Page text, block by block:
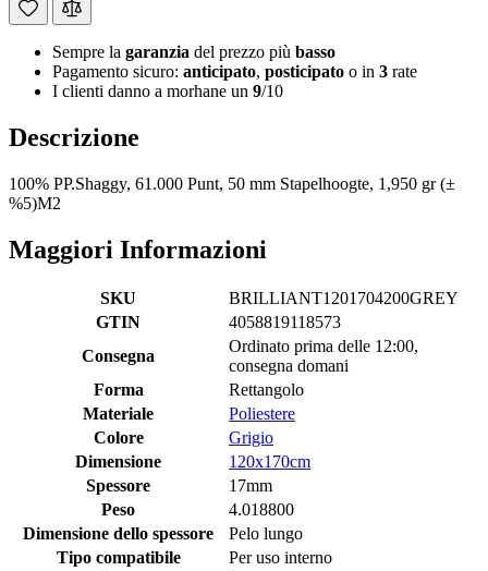
Sempre la garanzia del prezzo più basso
Pagamento sicuro: anticipato, posticipato o in 3 rate
I clienti danno a morhane un 9/10
Descrizione
100% PP.Shaggy, 61.000 Punt, 50 mm Stapelhoogte, 1,950 gr (±
%5)M2
Maggiori Informazioni
SKU
BRILLIANT1201704200GREY
GTIN
4058819118573
Consegna
Ordinato prima delle 12:00,
consegna domani
Forma
Rettangolo
Materiale
Poliestere
Colore
Grigio
Dimensione
120x170cm
Spessore
17mm
Peso
4.018800
Dimensione dello spessore
Pelo lungo
Tipo compatibile
Per uso interno